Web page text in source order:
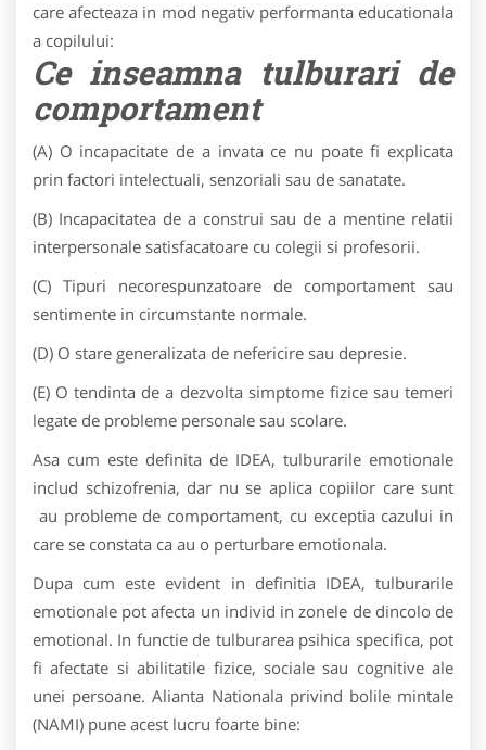
care afecteaza in mod negativ performanta educationala
a copilului:
Ce inseamna tulburari de
comportament
(A) O incapacitate de a invata ce nu poate fi explicata
prin factori intelectuali, senzoriali sau de sanatate.
(B) Incapacitatea de a construi sau de a mentine relatii
interpersonale satisfacatoare cu colegii si profesorii.
(C) Tipuri necorespunzatoare de comportament sau
sentimente in circumstante normale.
(D) O stare generalizata de nefericire sau depresie.
(E) O tendinta de a dezvolta simptome fizice sau temeri
legate de probleme personale sau scolare.
Asa cum este definita de IDEA, tulburarile emotionale
includ schizofrenia, dar nu se aplica copiilor care sunt
au probleme de comportament, cu exceptia cazului in
care se constata ca au o perturbare emotionala.
Dupa cum este evident in definitia IDEA, tulburarile
emotionale pot afecta un individ in zonele de dincolo de
emotional. In functie de tulburarea psihica specifica, pot
fi afectate si abilitatile fizice, sociale sau cognitive ale
unei persoane. Alianta Nationala privind bolile mintale
(NAMI) pune acest lucru foarte bine: